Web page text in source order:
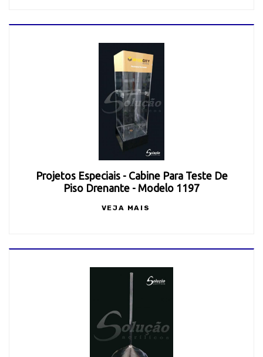
Projetos Especiais - Cabine Para Teste De
Piso Drenante - Modelo 1197
VEJA MAIS